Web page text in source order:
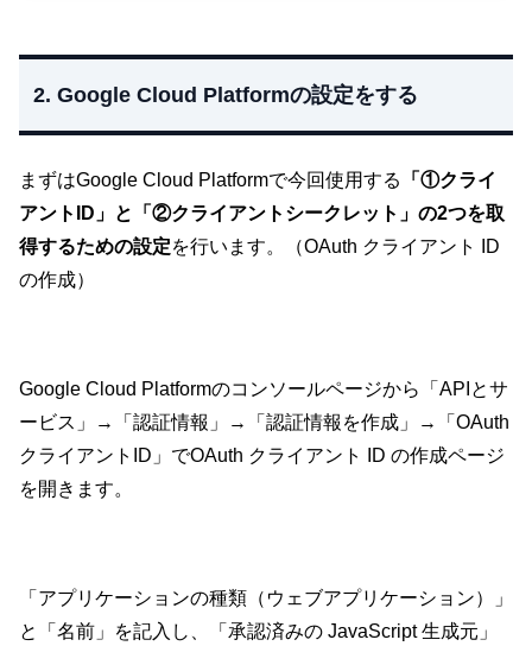
2. Google Cloud Platformの設定をする
まずはGoogle Cloud Platformで今回使用する
「①クライ
アントID」と「②クライアントシークレット」の2つを取
得するための設定を行います。（OAuth クライアント ID
の作成）
Google Cloud Platformのコンソールページから「APIとサ
ービス」→「認証情報」→「認証情報を作成」→「OAuth
クライアントID」でOAuth クライアント ID の作成ページ
を開きます。
「アプリケーションの種類（ウェブアプリケーション）」
と「名前」を記入し、「承認済みの JavaScript 生成元」